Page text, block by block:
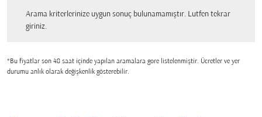
Arama kriterlerinize uygun sonuç bulunamamıştır. Lutfen tekrar
giriniz.
*Bu fiyatlar son 48 saat içinde yapılan aramalara gore listelenmiştir. Ücretler ve yer
durumu anlık olarak değişkenlik gösterebilir.